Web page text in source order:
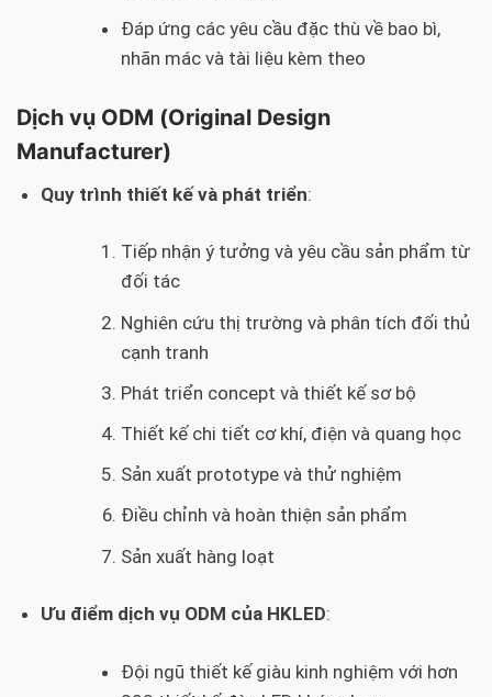
Đáp ứng các yêu cầu đặc thù về bao bì,
nhãn mác và tài liệu kèm theo
Dịch vụ ODM (Original Design
Manufacturer)
Quy trình thiết kế và phát triển:
Tiếp nhận ý tưởng và yêu cầu sản phẩm từ
đối tác
Nghiên cứu thị trường và phân tích đối thủ
cạnh tranh
Phát triển concept và thiết kế sơ bộ
Thiết kế chi tiết cơ khí, điện và quang học
Sản xuất prototype và thử nghiệm
Điều chỉnh và hoàn thiện sản phẩm
Sản xuất hàng loạt
Ưu điểm dịch vụ ODM của HKLED:
Đội ngũ thiết kế giàu kinh nghiệm với hơn